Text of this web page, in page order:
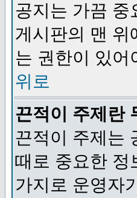
공지는 가끔 중
게시판의 맨 위
는 권한이 있어
위로
끈적이 주제란
끈적이 주제는
때로 중요한 정
가지로 운영자